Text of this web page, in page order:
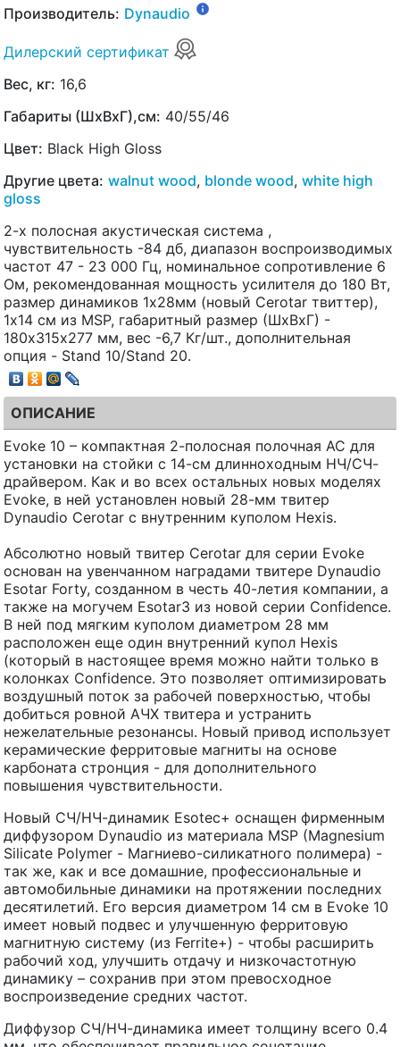
Производитель: Dynaudio
Дилерский сертификат
Вес, кг: 16,6
Габариты (ШхВхГ),см: 40/55/46
Цвет: Black High Gloss
Другие цвета: walnut wood, blonde wood, white high
gloss
2-х полосная акустическая система ,
чувствительность -84 дб, диапазон воспроизводимых
частот 47 - 23 000 Гц, номинальное сопротивление 6
Ом, рекомендованная мощность усилителя до 180 Вт,
размер динамиков 1х28мм (новый Cerotar твиттер),
1х14 см из MSP, габаритный размер (ШхВхГ) -
180х315х277 мм, вес -6,7 Кг/шт., дополнительная
опция - Stand 10/Stand 20.
ОПИСАНИЕ
Evoke 10 – компактная 2-полосная полочная АС для
установки на стойки с 14-см длинноходным НЧ/СЧ-
драйвером. Как и во всех остальных новых моделях
Evoke, в ней установлен новый 28-мм твитер
Dynaudio Cerotar с внутренним куполом Hexis.
Абсолютно новый твитер Cerotar для серии Evoke
основан на увенчанном наградами твитере Dynaudio
Esotar Forty, созданном в честь 40-летия компании, а
также на могучем Esotar3 из новой серии Confidence.
В ней под мягким куполом диаметром 28 мм
расположен еще один внутренний купол Hexis
(который в настоящее время можно найти только в
колонках Confidence. Это позволяет оптимизировать
воздушный поток за рабочей поверхностью, чтобы
добиться ровной АЧХ твитера и устранить
нежелательные резонансы. Новый привод использует
керамические ферритовые магниты на основе
карбоната стронция - для дополнительного
повышения чувствительности.
Новый СЧ/НЧ-динамик Esotec+ оснащен фирменным
диффузором Dynaudio из материала MSP (Magnesium
Silicate Polymer - Магниево-силикатного полимера) -
так же, как и все домашние, профессиональные и
автомобильные динамики на протяжении последних
десятилетий. Его версия диаметром 14 см в Evoke 10
имеет новый подвес и улучшенную ферритовую
магнитную систему (из Ferrite+) - чтобы расширить
рабочий ход, улучшить отдачу и низкочастотную
динамику – сохранив при этом превосходное
воспроизведение средних частот.
Диффузор СЧ/НЧ-динамика имеет толщину всего 0.4